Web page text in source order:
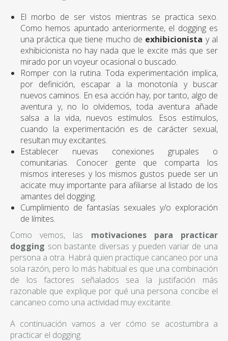
El morbo de ser vistos mientras se practica sexo.
Como hemos apuntado anteriormente, el dogging es
una práctica que tiene mucho de exhibicionista y al
exhibicionista no hay nada que le excite más que ser
mirado por un voyeur ocasional o buscado.
Romper con la rutina. Toda experimentación implica,
por definición, escapar a la monotonía y buscar
nuevos caminos. En esa acción hay, por tanto, algo de
aventura y, no lo olvidemos, toda aventura añade
salsa a la vida, nuevos estímulos. Esos estímulos,
cuando la experimentación es de carácter sexual,
resultan muy excitantes.
Establecer nuevas conexiones grupales o
comunitarias. Conocer gente que comparta los
mismos intereses y los mismos gustos puede ser un
acicate muy importante para afiliarse al listado de los
amantes del dogging.
Cumplimiento de fantasías sexuales y/o exploración
de límites.
Como vemos, las motivaciones para practicar
dogging son bastante diversas y pueden variar de una
persona a otra. Habrá quien practique cancaneo por una
sola razón, pero lo más habitual es que una combinación
de los factores señalados sea la justifación más
razonable que explique por qué una persona concibe el
cancaneo como una actividad muy excitante.
A continuación vamos a ver cómo se acostumbra a
practicar el dogging.